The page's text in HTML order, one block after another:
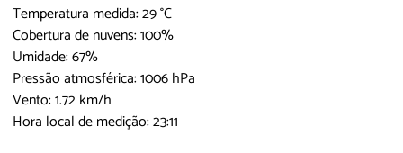
Temperatura medida: 29 °C
Cobertura de nuvens: 100%
Umidade: 67%
Pressão atmosférica: 1006 hPa
Vento: 1.72 km/h
Hora local de medição: 23:11